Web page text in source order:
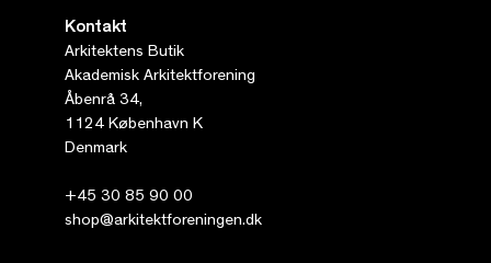
Kontakt
Arkitektens Butik
Akademisk Arkitektforening
Åbenrå 34,
1124 København K
Denmark
+45 30 85 90 00
shop@arkitektforeningen.dk